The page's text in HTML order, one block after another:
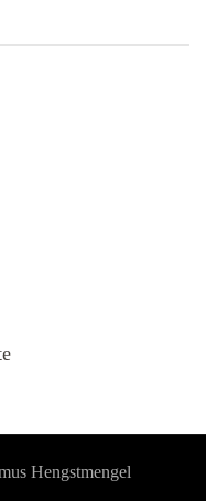
Hengstmengel